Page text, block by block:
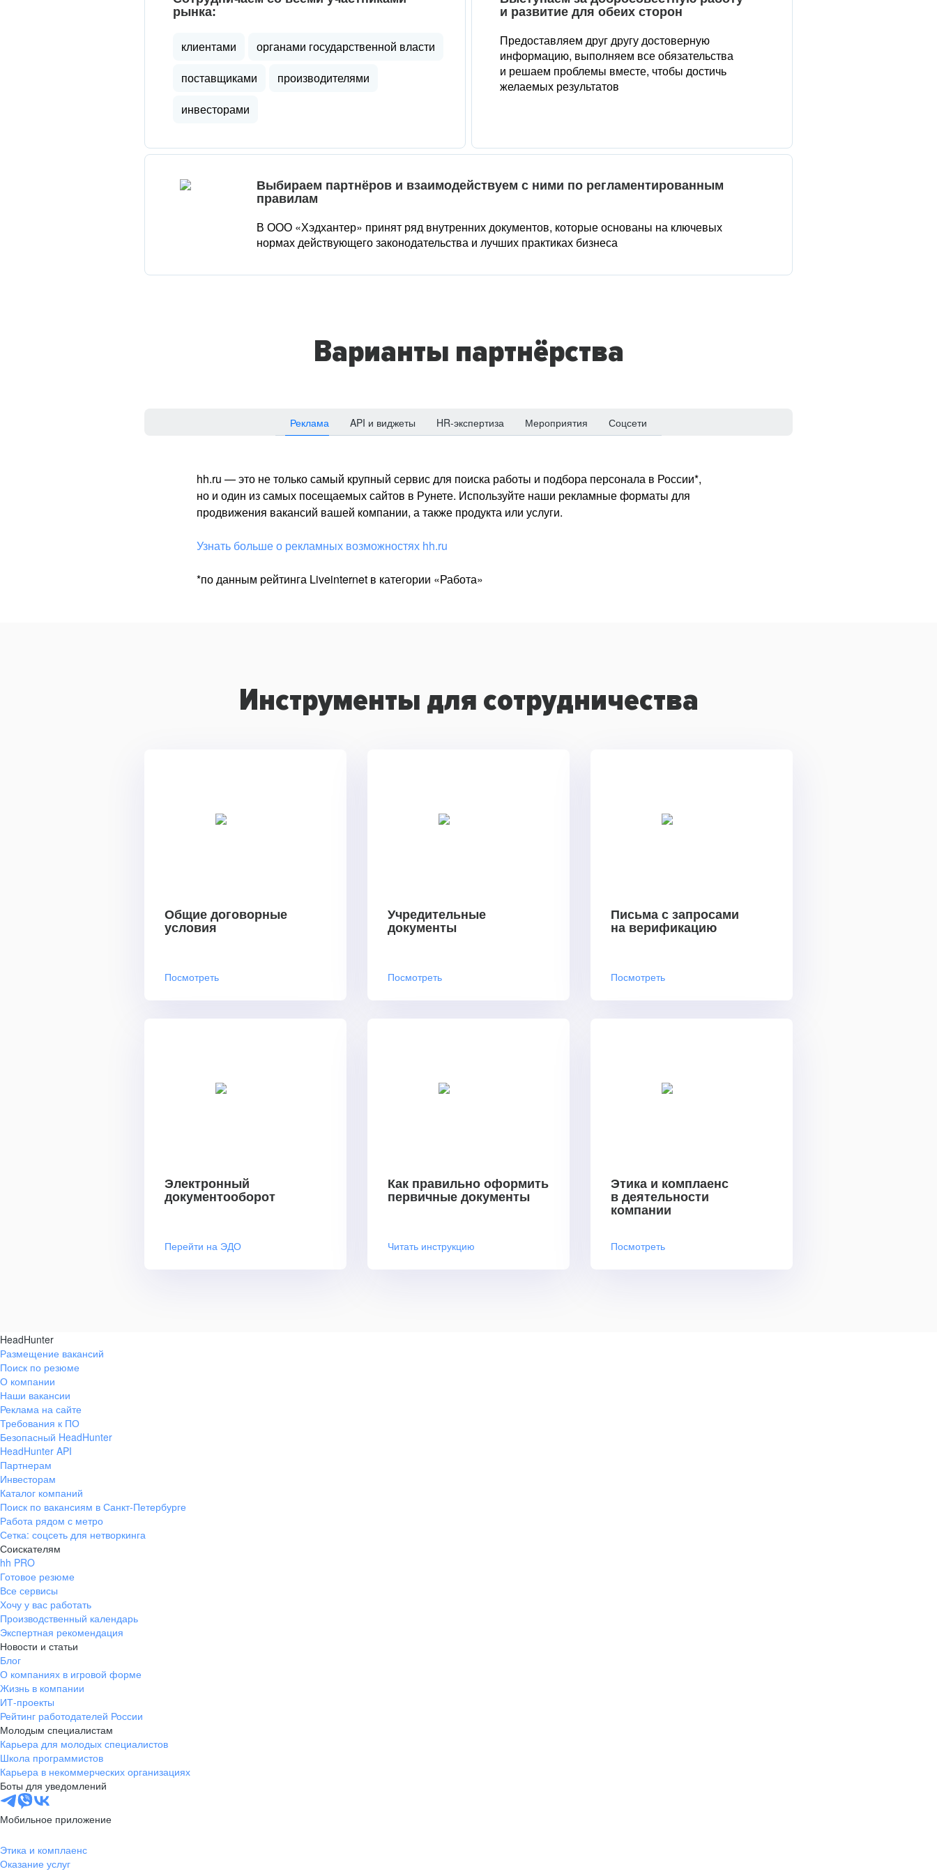
рынка:
клиентами
органами государственной власти
поставщиками
производителями
инвесторами
и развитие для обеих сторон
Предоставляем друг другу достоверную
информацию, выполняем все обязательства
и решаем проблемы вместе, чтобы достичь
желаемых результатов
Выбираем партнёров и взаимодействуем с ними по регламентированным
правилам
В ООО «Хэдхантер» принят ряд внутренних документов, которые основаны на ключевых
нормах действующего законодательства и лучших практиках бизнеса
Варианты партнёрства
Реклама API и виджеты HR-экспертиза Мероприятия Соцсети
hh.ru — это не только самый крупный сервис для поиска работы и подбора персонала в России*,
но и один из самых посещаемых сайтов в Рунете. Используйте наши рекламные форматы для
продвижения вакансий вашей компании, а также продукта или услуги.
Узнать больше о рекламных возможностях hh.ru
*по данным рейтинга Liveinternet в категории «Работа»
Инструменты для сотрудничества
Общие договорные
условия
Посмотреть
Учредительные
документы
Посмотреть
Письма с запросами
на верификацию
Посмотреть
Электронный
документооборот
Перейти на ЭДО
Как правильно оформить
первичные документы
Читать инструкцию
Этика и комплаенс
в деятельности
компании
Посмотреть
HeadHunter
Размещение вакансий
Поиск по резюме
О компании
Наши вакансии
Реклама на сайте
Требования к ПО
Безопасный HeadHunter
HeadHunter API
Партнерам
Инвесторам
Каталог компаний
Поиск по вакансиям в Санкт-Петербурге
Работа рядом с метро
Сетка: соцсеть для нетворкинга
Соискателям
hh PRO
Готовое резюме
Все сервисы
Хочу у вас работать
Производственный календарь
Экспертная рекомендация
Новости и статьи
Блог
О компаниях в игровой форме
Жизнь в компании
ИТ-проекты
Рейтинг работодателей России
Молодым специалистам
Карьера для молодых специалистов
Школа программистов
Карьера в некоммерческих организациях
Боты для уведомлений
Мобильное приложение
Этика и комплаенс
Оказание услуг